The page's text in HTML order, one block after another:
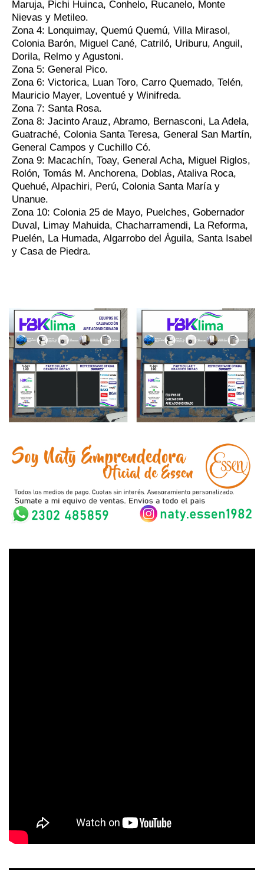
Maruja, Pichi Huinca, Conhelo, Rucanelo, Monte
Nievas y Metileo.
Zona 4: Lonquimay, Quemú Quemú, Villa Mirasol,
Colonia Barón, Miguel Cané, Catriló, Uriburu, Anguil,
Dorila, Relmo y Agustoni.
Zona 5: General Pico.
Zona 6: Victorica, Luan Toro, Carro Quemado, Telén,
Mauricio Mayer, Loventué y Winifreda.
Zona 7: Santa Rosa.
Zona 8: Jacinto Arauz, Abramo, Bernasconi, La Adela,
Guatraché, Colonia Santa Teresa, General San Martín,
General Campos y Cuchillo Có.
Zona 9: Macachín, Toay, General Acha, Miguel Riglos,
Rolón, Tomás M. Anchorena, Doblas, Ataliva Roca,
Quehué, Alpachiri, Perú, Colonia Santa María y
Unanue.
Zona 10: Colonia 25 de Mayo, Puelches, Gobernador
Duval, Limay Mahuida, Chacharramendi, La Reforma,
Puelén, La Humada, Algarrobo del Águila, Santa Isabel
y Casa de Piedra.